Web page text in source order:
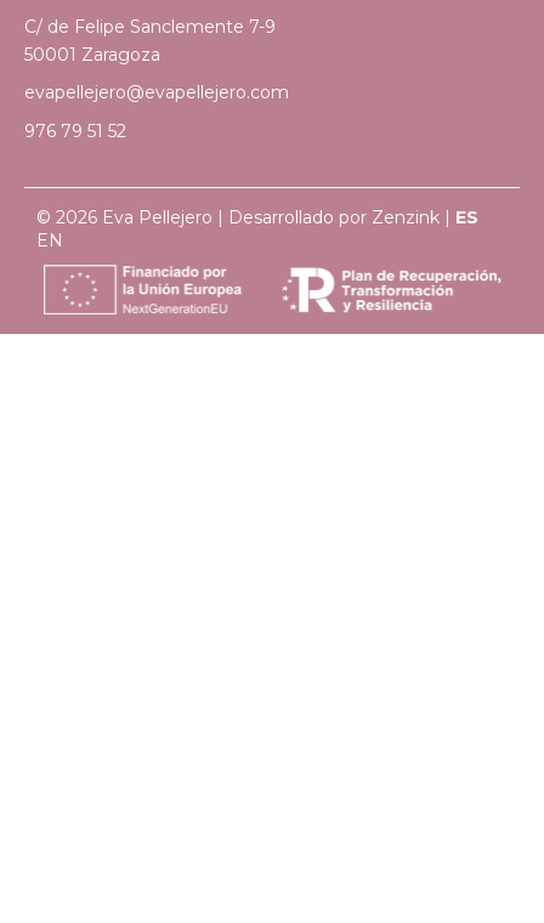
C/ de Felipe Sanclemente 7-9
50001 Zaragoza
evapellejero@evapellejero.com
976 79 51 52
© 2026 Eva Pellejero | Desarrollado por Zenzink | ES
EN